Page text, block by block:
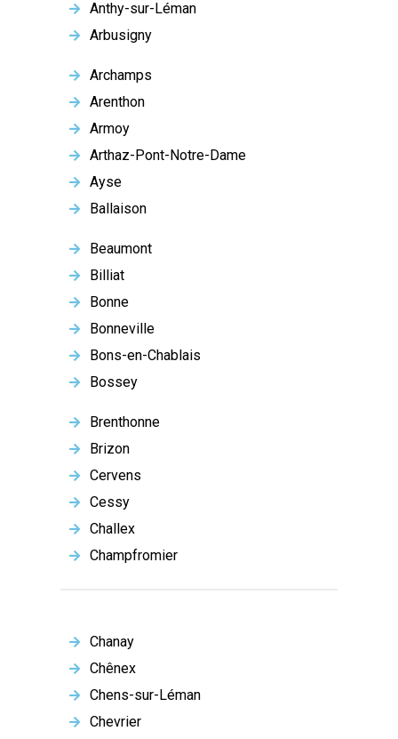
Anthy-sur-Léman
Arbusigny
Archamps
Arenthon
Armoy
Arthaz-Pont-Notre-Dame
Ayse
Ballaison
Beaumont
Billiat
Bonne
Bonneville
Bons-en-Chablais
Bossey
Brenthonne
Brizon
Cervens
Cessy
Challex
Champfromier
Chanay
Chênex
Chens-sur-Léman
Chevrier